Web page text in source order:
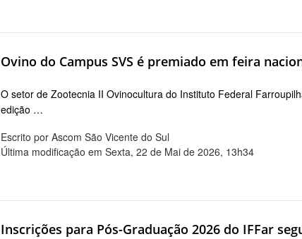
Ovino do Campus SVS é premiado em feira
O setor de Zootecnia II Ovinocultura do Instituto Federal
edição …
Escrito por Ascom São Vicente do Sul
Última modificação em Sexta, 22 de Mai de 2026, 13h34
Inscrições para Pós-Graduação 2026 do IFFar